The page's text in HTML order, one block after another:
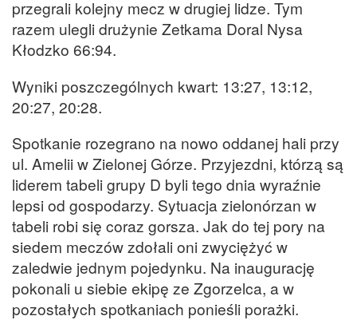
przegrali kolejny mecz w drugiej lidze. Tym
razem ulegli drużynie Zetkama Doral Nysa
Kłodzko 66:94.
Wyniki poszczególnych kwart: 13:27, 13:12,
20:27, 20:28.
Spotkanie rozegrano na nowo oddanej hali przy
ul. Amelii w Zielonej Górze. Przyjezdni, którzą są
liderem tabeli grupy D byli tego dnia wyraźnie
lepsi od gospodarzy. Sytuacja zielonórzan w
tabeli robi się coraz gorsza. Jak do tej pory na
siedem meczów zdołali oni zwyciężyć w
zaledwie jednym pojedynku. Na inaugurację
pokonali u siebie ekipę ze Zgorzelca, a w
pozostałych spotkaniach ponieśli porażki.